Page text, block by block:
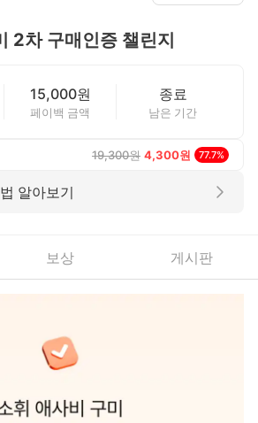
2차 구매인증 챌린지
15,000원
페이백 금액
종료
남은 기간
19,300원 4,300원 77.7%
알아보기
보상 게시판